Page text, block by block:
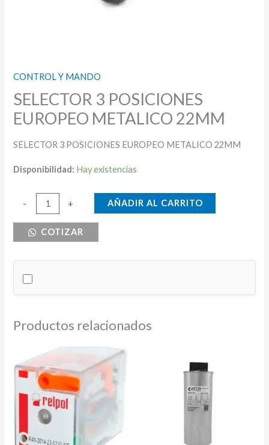
CONTROL Y MANDO
SELECTOR 3 POSICIONES
EUROPEO METALICO 22MM
SELECTOR 3 POSICIONES EUROPEO METALICO 22MM
Disponibilidad: Hay existencias
-
SELECTOR
POSICIONES
22MM
cantidad
+ AÑADIR AL CARRITO
COTIZAR
Productos relacionados